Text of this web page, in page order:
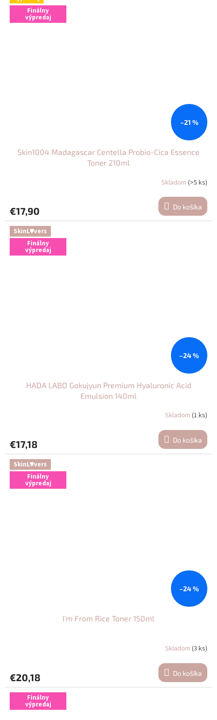
Finálny
výpredaj
–21 %
Skin1004 Madagascar Centella Probio-Cica Essence
Toner 210ml
Skladom (>5 ks)
€17,90 Do košíka
SkinL♥vers
Finálny
výpredaj
–24 %
HADA LABO Gokujyun Premium Hyaluronic Acid
Emulsion 140ml
Skladom (1 ks)
€17,18 Do košíka
SkinL♥vers
Finálny
výpredaj
–24 %
I'm From Rice Toner 150ml
je
5,0
Skladom(3 ks)
€20,18 Do košíka
Finálny
výpredaj